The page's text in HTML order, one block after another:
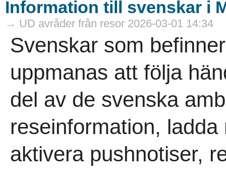
Information till svenskar i
→ UD avråder från resor 2026-03-01 14:34
Svenskar som
uppmanas att följa
del av de svenska
reseinformation,
aktivera pushnotiser,